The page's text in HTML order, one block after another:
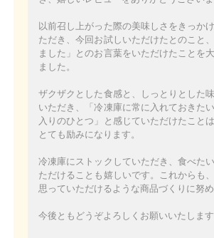
以前召し上がった際の美味しさをきっか
ただき、今回お試しいただけたとのこと
ました」とのお言葉をいただけたことを
ました。
ザクザクとした食感と、しっとりとした
いただき、「冷凍庫に常に入れておきた
入りのひとつ」と感じていただけたこと
とても励みになります。
冷凍庫にストックしていただき、食べた
ただけることも嬉しいです。これからも
思っていただけるような商品づくりに努め
今後ともどうぞよろしくお願いいたします